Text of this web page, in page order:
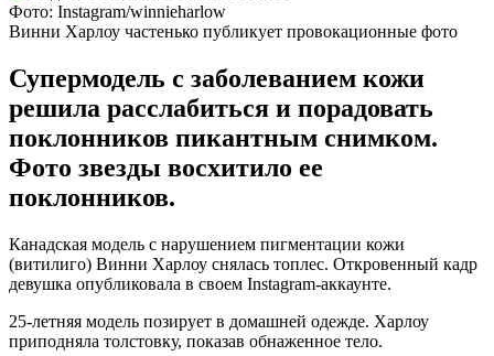
Фото: Instagram/winnieharlow
Винни Харлоу частенько публикует провокационные фото
Супермодель с заболеванием кожи
решила расслабиться и порадовать
поклонников пикантным снимком.
Фото звезды восхитило ее
поклонников.
Канадская модель с нарушением пигментации кожи
(витилиго) Винни Харлоу снялась топлес. Откровенный кадр
девушка опубликовала в своем Instagram-аккаунте.
25-летняя модель позирует в домашней одежде. Харлоу
приподняла толстовку, показав обнаженное тело.